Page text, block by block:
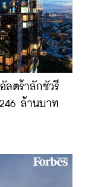
อัลตร้าลักชัวรี
ล้านบาท